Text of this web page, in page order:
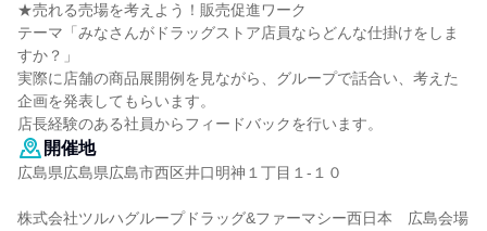
★売れる売場を考えよう！販売促進ワーク
テーマ「みなさんがドラッグストア店員ならどんな仕掛けをしま
すか？」
実際に店舗の商品展開例を見ながら、グループで話合い、考えた
企画を発表してもらいます。
店長経験のある社員からフィードバックを行います。
開催地
広島県広島県広島市西区井口明神１丁目１-１０
株式会社ツルハグループドラッグ&ファーマシー西日本 広島会場